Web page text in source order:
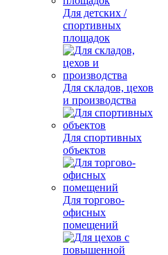
Для детских /
спортивных
площадок
Для складов, цехов
и производства
Для спортивных
объектов
Для торгово-
офисных
помещений